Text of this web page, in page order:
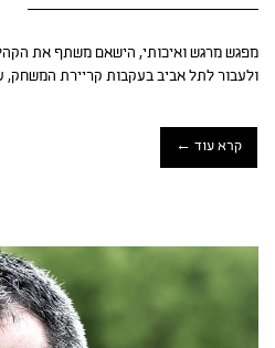
מפגש מרגש ואיכותי, הישאם משתף את
ולעבור לתל אביב בעקבות קריירת המשחק,
קרא עוד ←